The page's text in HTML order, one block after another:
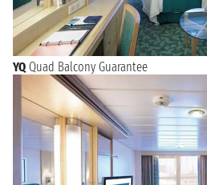
YQ Quad Balcony Guarantee